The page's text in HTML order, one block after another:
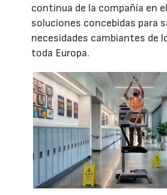
continua de la compañía en
soluciones concebidas para
necesidades cambiantes de
toda Europa.